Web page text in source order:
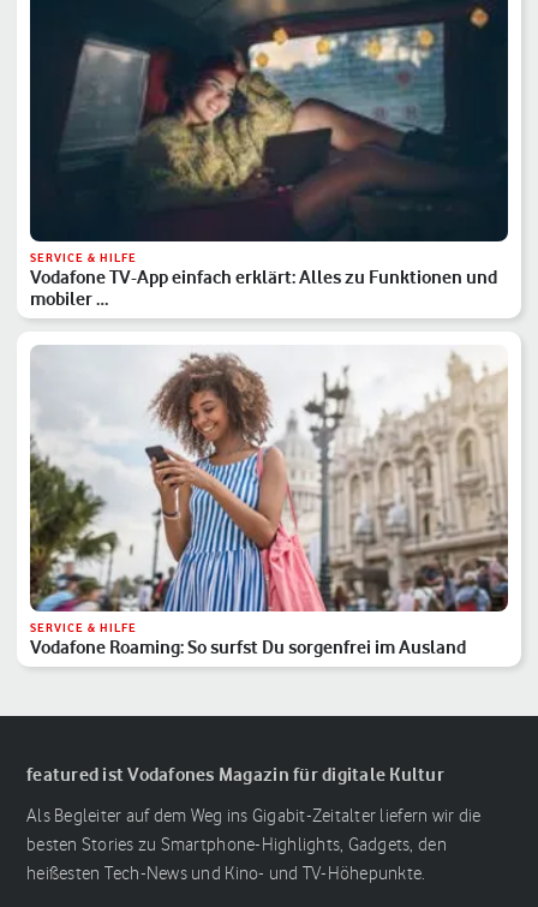
SERVICE & HILFE
Vodafone TV-App einfach erklärt: Alles zu Funktionen und
mobiler …
SERVICE & HILFE
Vodafone Roaming: So surfst Du sorgenfrei im Ausland
featured ist Vodafones Magazin für digitale Kultur
Als Begleiter auf dem Weg ins Gigabit-Zeitalter liefern wir die
besten Stories zu Smartphone-Highlights, Gadgets, den
heißesten Tech-News und Kino- und TV-Höhepunkte.